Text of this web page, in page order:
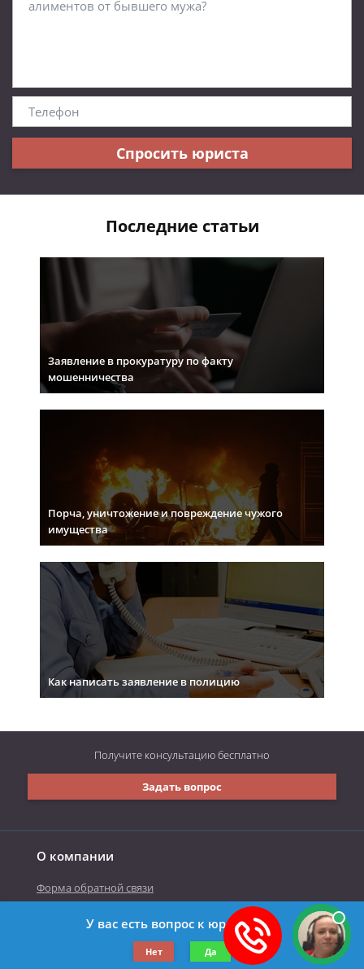
Спросить юриста
Последние статьи
Заявление в прокуратуру по факту
мошенничества
Порча, уничтожение и повреждение чужого
имущества
Как написать заявление в полицию
О компании
Форма обратной связи
©2019-2026 Все права защищены.
Задать вопрос
Получите консультациюбесплатно
У вас есть вопрос к юристу?
Нет Да